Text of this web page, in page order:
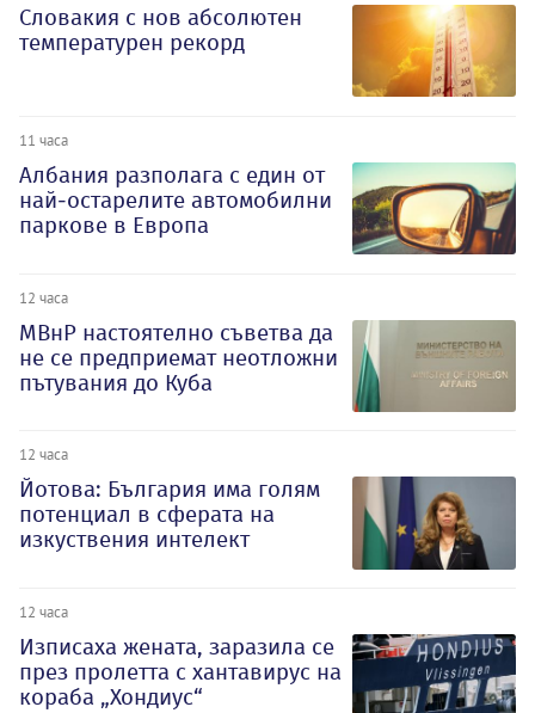
Словакия с нов абсолютен
температурен рекорд
11 часа
Албания разполага с един от
най-остарелите автомобилни
паркове в Европа
12 часа
МВнР настоятелно съветва да
не се предприемат неотложни
пътувания до Куба
12 часа
Йотова: България има голям
потенциал в сферата на
изкуствения интелект
12 часа
Изписаха жената, заразила се
през пролетта с хантавирус на
кораба „Хондиус“